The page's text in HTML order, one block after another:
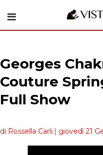
Georges
Couture
Full Show
di Rossella Carli | giovedì 21